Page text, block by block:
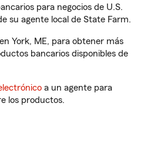
para negocios de U.S.
su agente local de State Farm.
York, ME, para obtener más
bancarios disponibles de
a un agente para
los productos.